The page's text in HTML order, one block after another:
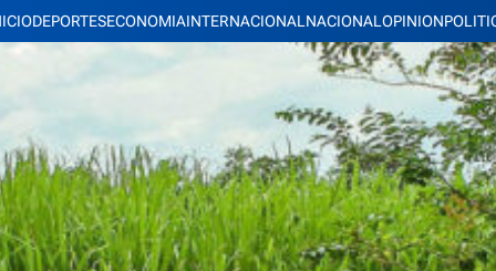
DEPORTESECONOMIAINTERNACIONAL NACIONAL OPINION